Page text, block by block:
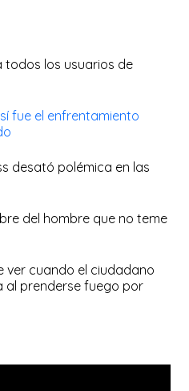
todos los usuarios de
fue el enfrentamiento
desató polémica en las
del hombre que no teme
ver cuando el ciudadano
al prenderse fuego por